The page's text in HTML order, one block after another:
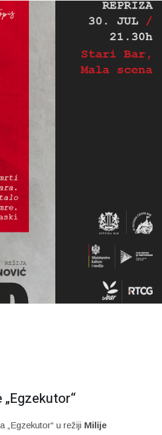
„Egzekutor“ u režiji Milije